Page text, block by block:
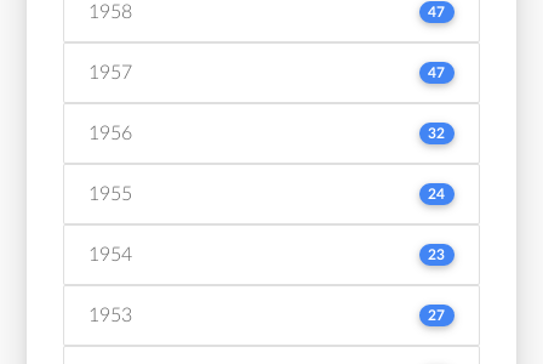
1958 47
1957 47
1956 32
1955 24
1954 23
1953 27